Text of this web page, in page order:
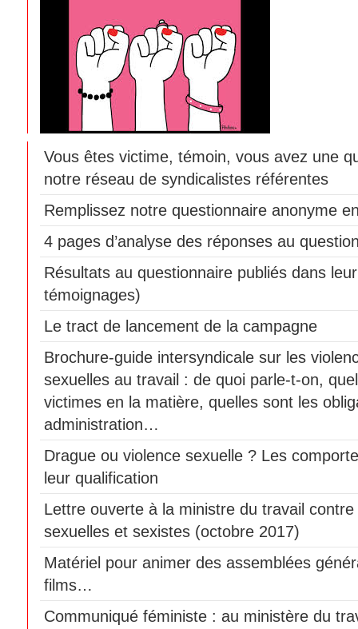
Vous êtes victime, témoin, vous avez une
notre réseau de syndicalistes référentes
Remplissez notre questionnaire anonyme
4 pages d’analyse des réponses au
Résultats au questionnaire publiés dans
témoignages)
Le tract de lancement de la campagne
Brochure-guide intersyndicale sur les
sexuelles au travail : de quoi parle-t-on,
victimes en la matière, quelles sont les
administration…
Drague ou violence sexuelle ? Les
leur qualification
Lettre ouverte à la ministre du travail contre
sexuelles et sexistes (octobre 2017)
Matériel pour animer des assemblées
films…
Communiqué féministe : au ministère du